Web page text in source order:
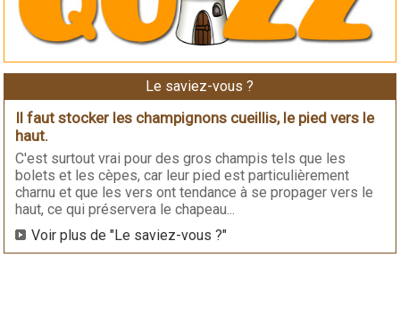
Le saviez-vous ?
Il faut stocker les champignons cueillis, le pied vers le
haut.
C'est surtout vrai pour des gros champis tels que les
bolets et les cèpes, car leur pied est particulièrement
charnu et que les vers ont tendance à se propager vers le
haut, ce qui préservera le chapeau...
Voir plus de "Le saviez-vous ?"